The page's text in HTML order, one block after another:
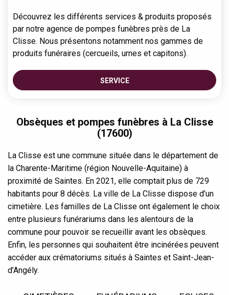
Découvrez les différents services & produits proposés
par notre agence de pompes funèbres près de La
Clisse. Nous présentons notamment nos gammes de
produits funéraires (cercueils, urnes et capitons).
SERVICE
Obsèques et pompes funèbres à La Clisse
(17600)
La Clisse est une commune située dans le département de
la Charente-Maritime (région Nouvelle-Aquitaine) à
proximité de Saintes. En 2021, elle comptait plus de 729
habitants pour 8 décès. La ville de La Clisse dispose d’un
cimetière. Les familles de La Clisse ont également le choix
entre plusieurs funérariums dans les alentours de la
commune pour pouvoir se recueillir avant les obsèques.
Enfin, les personnes qui souhaitent être incinérées peuvent
accéder aux crématoriums situés à Saintes et Saint-Jean-
d’Angély.